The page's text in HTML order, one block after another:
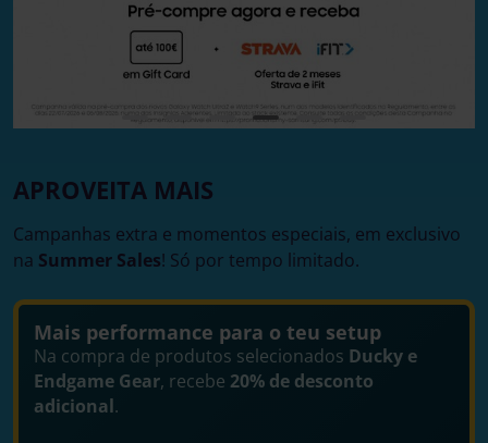
APROVEITA MAIS
Campanhas extra e momentos especiais, em exclusivo
na Summer Sales! Só por tempo limitado.
Mais performance para o teu setup
Na compra de produtos selecionados Ducky e
Endgame Gear, recebe 20% de desconto
adicional.